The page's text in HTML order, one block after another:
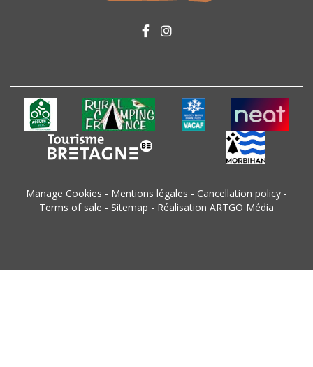
Manage Cookies - Mentions légales - Cancellation policy -
Terms of sale - Sitemap - Réalisation ARTGO Média